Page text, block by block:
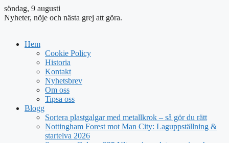
söndag, 9 augusti
Nyheter, nöje och nästa grej att göra.
Hem
Cookie Policy
Historia
Kontakt
Nyhetsbrev
Om oss
Tipsa oss
Blogg
Sortera plastgalgar med metallkrok – så gör du rätt
Nottingham Forest mot Man City: Laguppställning &
startelva 2026